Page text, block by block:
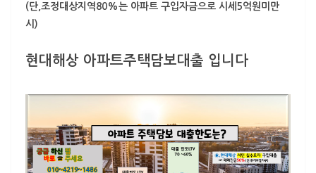
(단,조정대상지역80%는 아파트 구입자금으로 시세5억원미만
시)
현대해상 아파트주택담보대출 입니다